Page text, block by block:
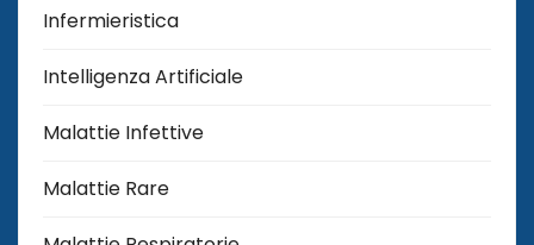
Infermieristica
Intelligenza Artificiale
Malattie Infettive
Malattie Rare